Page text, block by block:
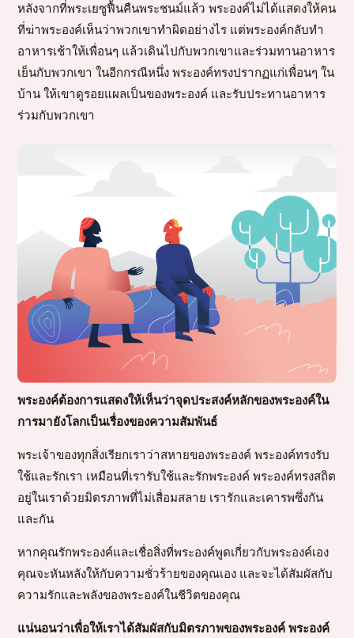
หลังจากที่พระเยซูฟื้นคืนพระชนม์แล้ว พระองค์ไม่ได้แสดงให้คน
ที่ฆ่าพระองค์เห็นว่าพวกเขาทำผิดอย่างไร แต่พระองค์กลับทำ
อาหารเช้าให้เพื่อนๆ แล้วเดินไปกับพวกเขาและร่วมทานอาหาร
เย็นกับพวกเขา ในอีกกรณีหนึ่ง พระองค์ทรงปรากฏแก่เพื่อนๆ ใน
บ้าน ให้เขาดูรอยแผลเป็นของพระองค์ และรับประทานอาหาร
ร่วมกับพวกเขา
พระองค์ต้องการแสดงให้เห็นว่าจุดประสงค์หลักของพระองค์ใน
การมายังโลกเป็นเรื่องของความสัมพันธ์
พระเจ้าของทุกสิ่งเรียกเราว่าสหายของพระองค์ พระองค์ทรงรับ
ใช้และรักเรา เหมือนที่เรารับใช้และรักพระองค์ พระองค์ทรงสถิต
อยู่ในเราด้วยมิตรภาพที่ไม่เสื่อมสลาย เรารักและเคารพซึ่งกัน
และกัน
หากคุณรักพระองค์และเชื่อสิ่งที่พระองค์พูดเกี่ยวกับพระองค์เอง
คุณจะหันหลังให้กับความชั่วร้ายของคุณเอง และจะได้สัมผัสกับ
ความรักและพลังของพระองค์ในชีวิตของคุณ
แน่นอนว่าเพื่อให้เราได้สัมผัสกับมิตรภาพของพระองค์ พระองค์